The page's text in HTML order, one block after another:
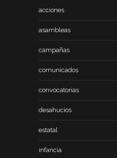
acciones
asambleas
campañas
comunicados
convocatorias
desahucios
estatal
infancia